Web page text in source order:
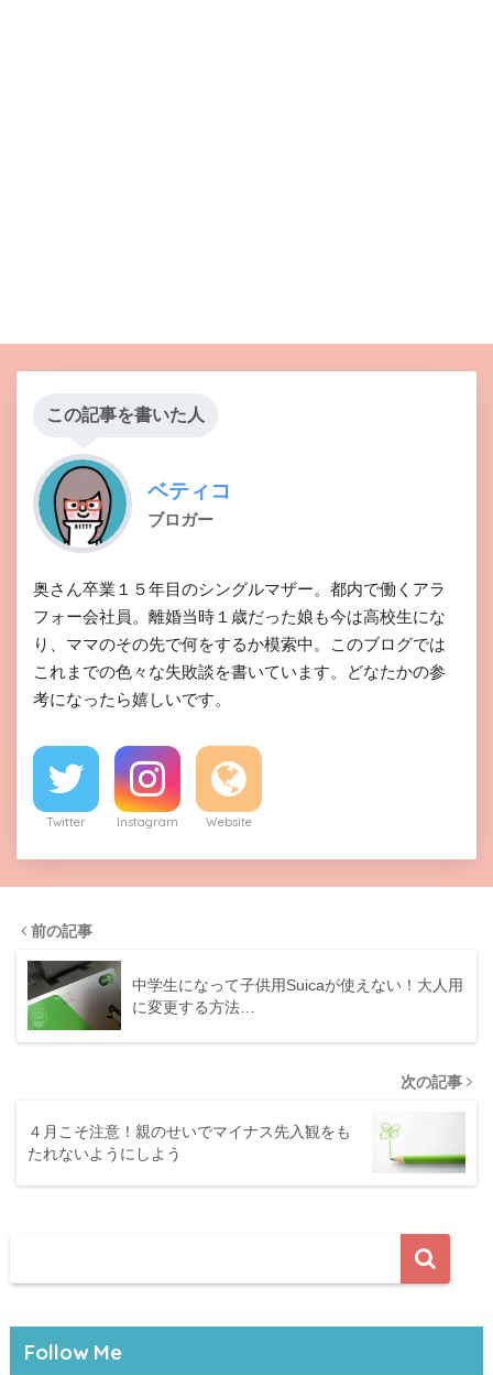
この記事を書いた人
ベティコ
ブロガー
奥さん卒業１５年目のシングルマザー。都内で働くアラ
フォー会社員。離婚当時１歳だった娘も今は高校生にな
り、ママのその先で何をするか模索中。このブログでは
これまでの色々な失敗談を書いています。どなたかの参
考になったら嬉しいです。
Twitter Instagram Website
前の記事
中学生になって子供用Suicaが使えない！大人用
に変更する方法…
次の記事
４月こそ注意！親のせいでマイナス先入観をも
たれないようにしよう
Follow Me